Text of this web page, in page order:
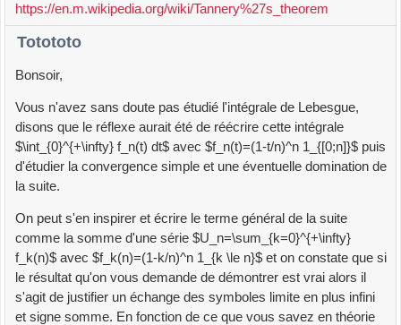
https://en.m.wikipedia.org/wiki/Tannery%27s_theorem
Totototo
Bonsoir,
Vous n'avez sans doute pas étudié l'intégrale de Lebesgue,
disons que le réflexe aurait été de réécrire cette intégrale
$\int_{0}^{+\infty} f_n(t) dt$ avec $f_n(t)=(1-t/n)^n 1_{[0;n]}$ puis
d'étudier la convergence simple et une éventuelle domination de
la suite.
On peut s'en inspirer et écrire le terme général de la suite
comme la somme d'une série $U_n=\sum_{k=0}^{+\infty}
f_k(n)$ avec $f_k(n)=(1-k/n)^n 1_{k \le n}$ et on constate que si
le résultat qu'on vous demande de démontrer est vrai alors il
s'agit de justifier un échange des symboles limite en plus infini
et signe somme. En fonction de ce que vous savez en théorie